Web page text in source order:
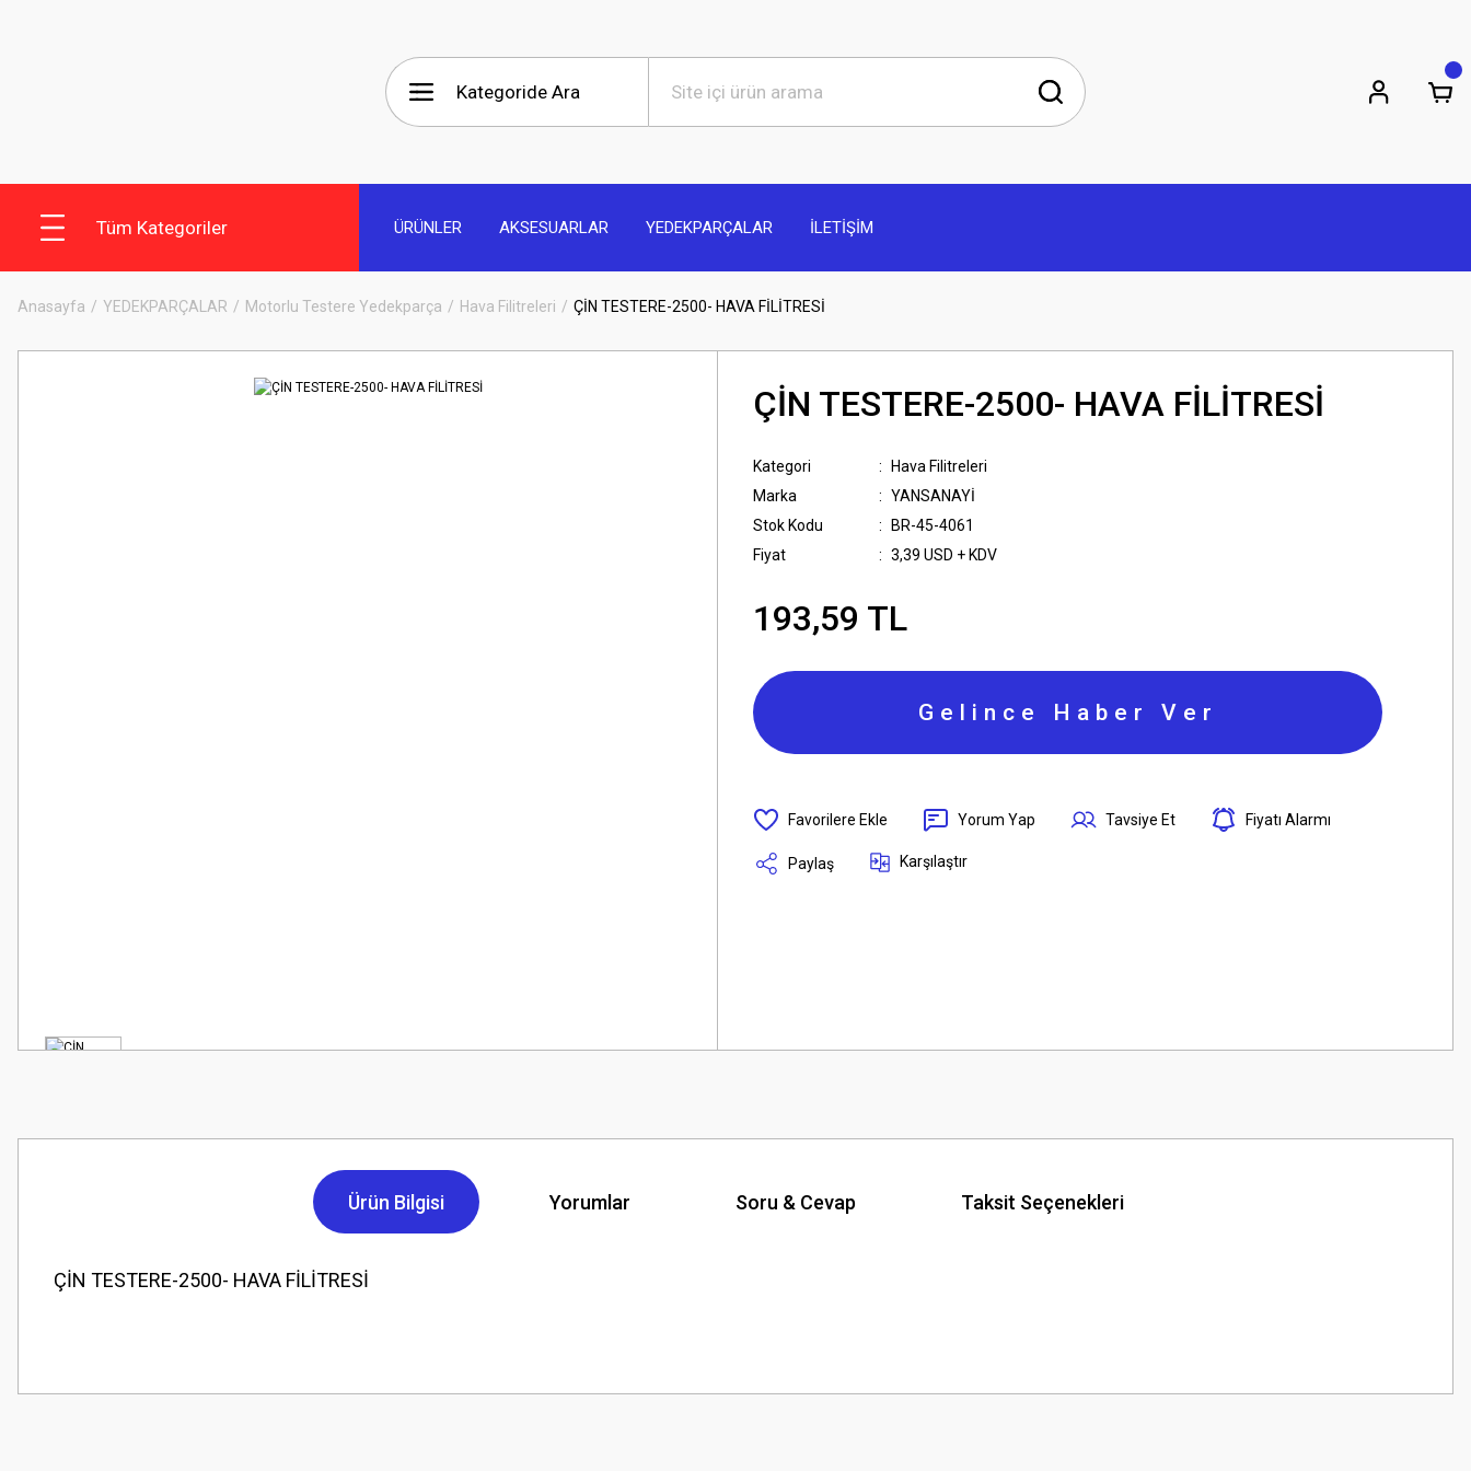
Tüm Kategoriler ÜRÜNLER AKSESUARLAR YEDEKPARÇALAR İLETİŞİM
Anasayfa YEDEKPARÇALAR Motorlu Testere Yedekparça Hava Filitreleri ÇİN TESTERE-2500- HAVA FİLİTRESİ
ÇİN TESTERE-2500- HAVA FİLİTRESİ
Kategori
Hava Filitreleri
Marka
YANSANAYİ
Stok Kodu
BR-45-4061
Fiyat
3,39 USD + KDV
193,59 TL
Gelince Haber Ver
Yorum Yap Tavsiye Et Fiyatı Alarmı
Paylaş Karşılaştır
Ürün Bilgisi Yorumlar Soru & Cevap Taksit Seçenekleri
ÇİN TESTERE-2500- HAVA FİLİTRESİ